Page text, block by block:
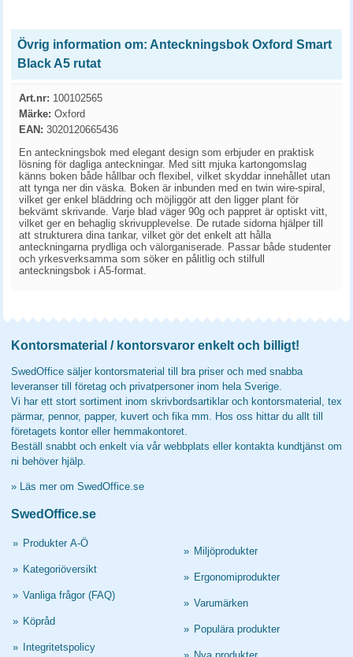
Övrig information om: Anteckningsbok Oxford Smart
Black A5 rutat
Art.nr: 100102565
Märke: Oxford
EAN: 3020120665436
En anteckningsbok med elegant design som erbjuder en praktisk
lösning för dagliga anteckningar. Med sitt mjuka kartongomslag
känns boken både hållbar och flexibel, vilket skyddar innehållet utan
att tynga ner din väska. Boken är inbunden med en twin wire-spiral,
vilket ger enkel bläddring och möjliggör att den ligger plant för
bekvämt skrivande. Varje blad väger 90g och pappret är optiskt vitt,
vilket ger en behaglig skrivupplevelse. De rutade sidorna hjälper till
att strukturera dina tankar, vilket gör det enkelt att hålla
anteckningarna prydliga och välorganiserade. Passar både studenter
och yrkesverksamma som söker en pålitlig och stilfull
anteckningsbok i A5-format.
Kontorsmaterial / kontorsvaror enkelt och billigt!
SwedOffice säljer kontorsmaterial till bra priser och med snabba
leveranser till företag och privatpersoner inom hela Sverige.
Vi har ett stort sortiment inom skrivbordsartiklar och kontorsmaterial, tex
pärmar, pennor, papper, kuvert och fika mm. Hos oss hittar du allt till
företagets kontor eller hemmakontoret.
Beställ snabbt och enkelt via vår webbplats eller kontakta kundtjänst om
ni behöver hjälp.
» Läs mer om SwedOffice.se
SwedOffice.se
» Produkter A-Ö
» Kategoriöversikt
» Vanliga frågor (FAQ)
» Köpråd
» Integritetspolicy
» Miljöprodukter
» Ergonomiprodukter
» Varumärken
» Populära produkter